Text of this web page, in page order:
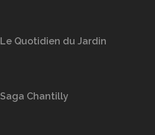
Le Quotidien du Jardin
Saga Chantilly